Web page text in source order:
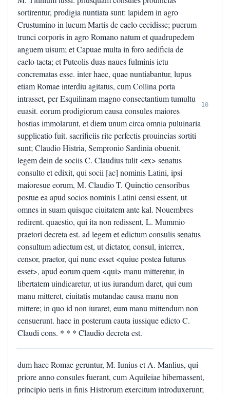
sortirentur, prodigia nuntiata sunt: lapidem in agro
Crustumino in lucum Martis de caelo cecidisse; puerum
trunci corporis in agro Romano natum et quadrupedem
anguem uisum; et Capuae multa in foro aedificia de
caelo tacta; et Puteolis duas naues fulminis ictu
concrematas esse. inter haec, quae nuntiabantur, lupus
etiam Romae interdiu agitatus, cum Collina porta
intrasset, per Esquilinam magno consectantium tumultu
euasit. eorum prodigiorum causa consules maiores
hostias immolarunt, et diem unum circa omnia puluinaria
supplicatio fuit. sacrificiis rite perfectis prouincias sortiti
sunt; Claudio Histria, Sempronio Sardinia obuenit.
legem dein de sociis C. Claudius tulit <ex> senatus
consulto et edixit, qui socii [ac] nominis Latini, ipsi
maioresue eorum, M. Claudio T. Quinctio censoribus
postue ea apud socios nominis Latini censi essent, ut
omnes in suam quisque ciuitatem ante kal. Nouembres
redirent. quaestio, qui ita non redissent, L. Mummio
praetori decreta est. ad legem et edictum consulis senatus
consultum adiectum est, ut dictator, consul, interrex,
censor, praetor, qui nunc esset <quiue postea futurus
esset>, apud eorum quem <qui> manu mitteretur, in
libertatem uindicaretur, ut ius iurandum daret, qui eum
manu mitteret, ciuitatis mutandae causa manu non
mittere; in quo id non iuraret, eum manu mittendum non
censuerunt. haec in posterum cauta iussique edicto C.
Claudi cons. * * * Claudio decreta est.
10
dum haec Romae geruntur, M. Iunius et A. Manlius, qui
priore anno consules fuerant, cum Aquileiae hibernassent,
principio ueris in finis Histrorum exercitum introduxerunt;